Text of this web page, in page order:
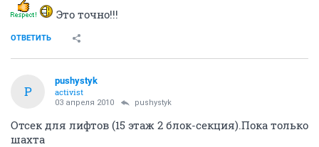
Это точно!!!
ОТВЕТИТЬ
P
pushystyk
activist
03 апреля 2010 pushystyk
Отсек для лифтов (15 этаж 2 блок-секция).Пока только
шахта